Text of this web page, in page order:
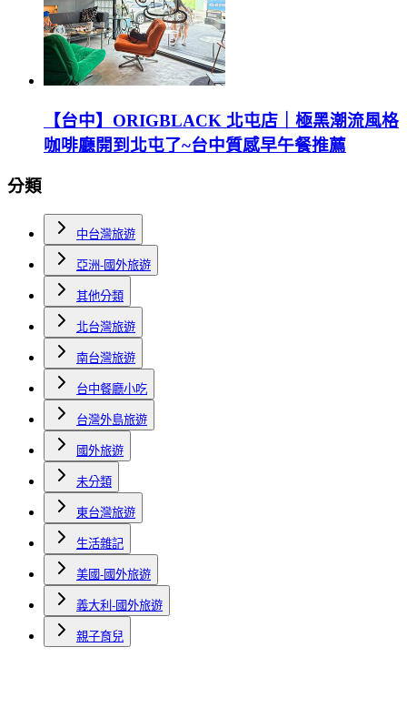
【台中】ORIGBLACK 北屯店｜極黑潮流風格
咖啡廳開到北屯了~台中質感早午餐推薦
分類
中台灣旅遊
亞洲-國外旅遊
其他分類
北台灣旅遊
南台灣旅遊
台中餐廳小吃
台灣外島旅遊
國外旅遊
未分類
東台灣旅遊
生活雜記
美國-國外旅遊
義大利-國外旅遊
親子育兒